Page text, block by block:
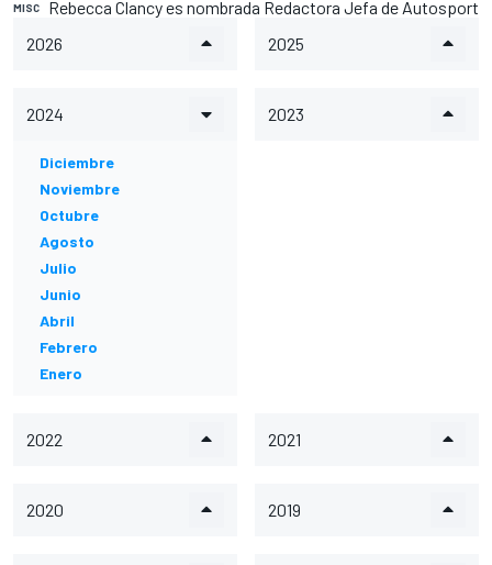
MISC
Rebecca Clancy es nombrada Redactora Jefa de Autosport
2026
2025
2024
Diciembre
Noviembre
Octubre
Agosto
Julio
Junio
Abril
Febrero
Enero
2023
2022 2021
2020 2019